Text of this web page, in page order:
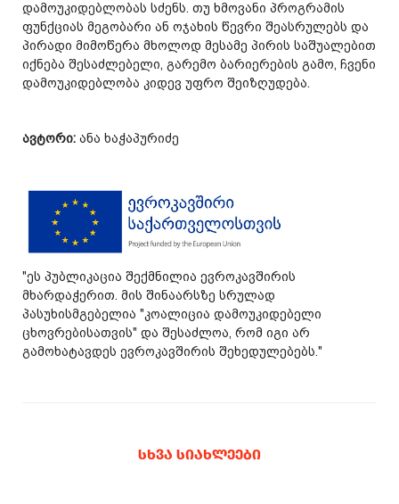
დამოუკიდებლობას სძენს. თუ ხმოვანი პროგრამის
ფუნქციას მეგობარი ან ოჯახის წევრი შეასრულებს და
პირადი მიმოწერა მხოლოდ მესამე პირის საშუალებით
იქნება შესაძლებელი, გარემო ბარიერების გამო, ჩვენი
დამოუკიდებლობა კიდევ უფრო შეიზღუდება.
ავტორი: ანა ხაჭაპურიძე
"ეს პუბლიკაცია შექმნილია ევროკავშირის
მხარდაჭერით. მის შინაარსზე სრულად
პასუხისმგებელია "კოალიცია დამოუკიდებელი
ცხოვრებისათვის" და შესაძლოა, რომ იგი არ
გამოხატავდეს ევროკავშირის შეხედულებებს."
ᲡᲮᲕᲐ ᲡᲘᲐᲮᲚᲔᲔᲑᲘ